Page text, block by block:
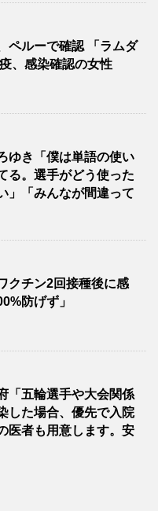
ペルーで確認 「ラムダ
、感染確認の女性
ゆき「僕は単語の使い
る。選手がどう使った
」「みんなが間違って
クチン2回接種後に感
防げず」
「五輪選手や大会関係
した場合、優先で入院
医者も用意します。安